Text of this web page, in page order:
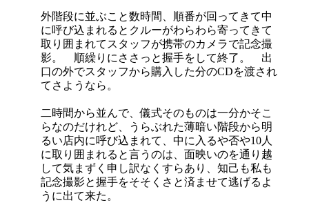
外階段に並ぶこと数時間、順番が回ってきて中
に呼び込まれるとクルーがわらわら寄ってきて
取り囲まれてスタッフが携帯のカメラで記念撮
影。 順繰りにささっと握手をして終了。 出
口の外でスタッフから購入した分のCDを渡され
てさようなら。
二時間から並んで、儀式そのものは一分かそこ
らなのだけれど、うらぶれた薄暗い階段から明
るい店内に呼び込まれて、中に入るや否や10人
に取り囲まれると言うのは、面映いのを通り越
して気まずく申し訳なくすらあり、知己も私も
記念撮影と握手をそそくさと済ませて逃げるよ
うに出て来た。